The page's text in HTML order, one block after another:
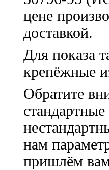
цене
доставкой.
Для показа
крепёжные
Обратите
нам
пришлём